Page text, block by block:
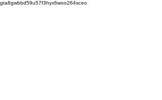
gta8gwbbd59u57f3hyx6woo264sceo